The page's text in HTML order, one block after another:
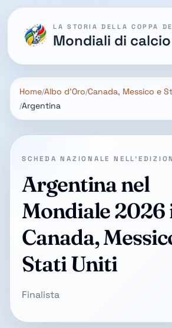
Mondiali di calcio
Home Albo d'Oro Canada, Messico e
Argentina
SCHEDA NAZIONALE
Argentina nel
Mondiale 2026
Canada,
Stati Uniti
Finalista